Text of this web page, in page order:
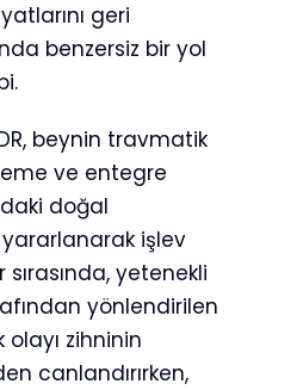
geri
benzersiz bir yol
beynin travmatik
ve entegre
doğal
işlev
yetenekli
yönlendirilen
zihninin
canlandırırken,